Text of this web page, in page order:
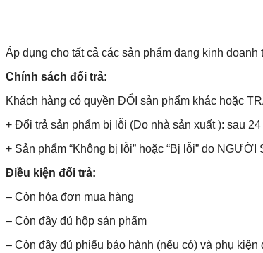
Áp dụng cho tất cả các sản phẩm đang kinh doanh
Chính sách đổi trả:
Khách hàng có quyền ĐỔI sản phẩm khác hoặc
+ Đổi trả sản phẩm bị lỗi (Do nhà sản xuất ): sau
+ Sản phẩm “Không bị lỗi” hoặc “Bị lỗi” do
Điều kiện đổi trả:
– Còn hóa đơn mua hàng
– Còn đầy đủ hộp sản phẩm
– Còn đầy đủ phiếu bảo hành (nếu có) và phụ kiện